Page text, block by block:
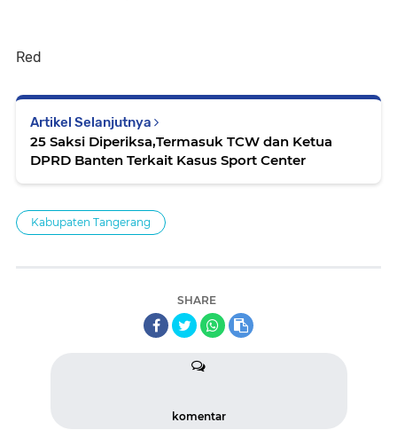
Red
Artikel Selanjutnya
25 Saksi Diperiksa,Termasuk TCW dan Ketua
DPRD Banten Terkait Kasus Sport Center
Kabupaten Tangerang
SHARE
komentar